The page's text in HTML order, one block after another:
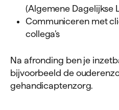
(Algemene Dagelijkse
Communiceren met
collega’s
Na afronding ben je
bijvoorbeeld de
gehandicaptenzorg.